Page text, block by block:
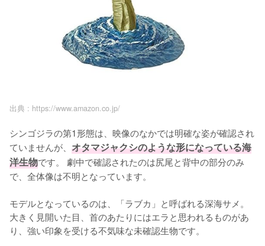
出典 : https://www.amazon.co.jp/
シンゴジラの第1形態は、映像のなかでは明確な姿が確認され
ていませんが、 オタマジャクシのような形になっている海
洋生物です。 劇中で確認されたのは尻尾と背中の部分のみ
で、全体像は不明となっています。
モデルとなっているのは、「ラブカ」と呼ばれる深海サメ。
大きく見開いた目、首のあたりにはエラと思われるものがあ
り、強い印象を受ける不気味な未確認生物です。